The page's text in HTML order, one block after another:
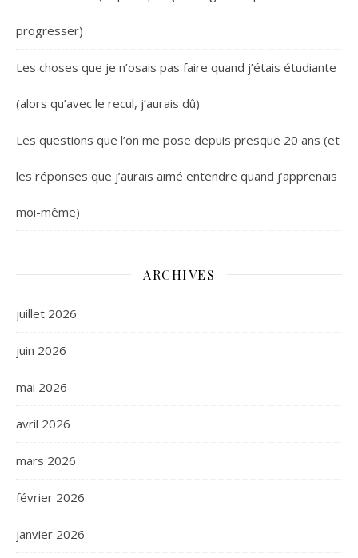
progresser)
Les choses que je n’osais pas faire quand j’étais étudiante
(alors qu’avec le recul, j’aurais dû)
Les questions que l’on me pose depuis presque 20 ans (et
les réponses que j’aurais aimé entendre quand j’apprenais
moi-même)
ARCHIVES
juillet 2026
juin 2026
mai 2026
avril 2026
mars 2026
février 2026
janvier 2026